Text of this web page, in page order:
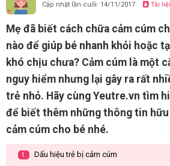
Cập nhật lần cuối: 14/11/2017 Tài
Mẹ đã biết cách chữa cảm cúm
nào để giúp bé nhanh khỏi hoặc
khó chịu chưa? Cảm cúm là một
nguy hiểm nhưng lại gây ra rất
trẻ nhỏ. Hãy cùng Yeutre.vn tìm
để biết thêm những thông tin
cảm cúm cho bé nhé.
1. Dấu hiệu trẻ bị cảm cúm